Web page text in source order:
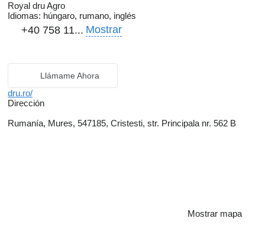
Royal dru Agro
Idiomas: húngaro, rumano, inglés
+40 758 11... Mostrar
Llámame Ahora
dru.ro/
Dirección
Rumanía, Mures, 547185, Cristesti, str. Principala nr. 562 B
Mostrar mapa